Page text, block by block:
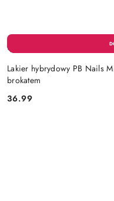
Lakier hybrydowy PB Nails
brokatem
Cena:
36.99